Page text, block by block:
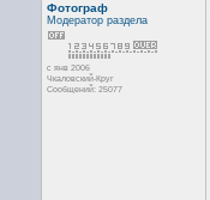
Фотограф
Модератор раздела
с янв 2006
Чкаловский-Круг
Сообщений: 25077